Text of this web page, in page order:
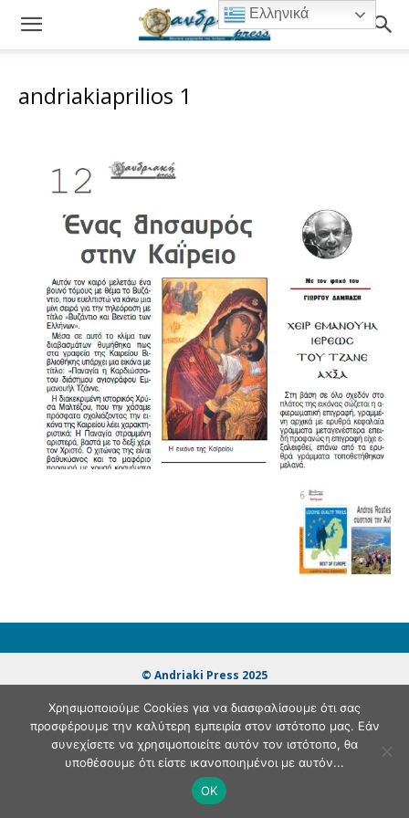
andriakiaprilios 1
© Andriaki Press 2025
Ελληνικά
Χρησιμοποιούμε Cookies για να διασφαλίσουμε ότι σας
προσφέρουμε την καλύτερη εμπειρία στον ιστότοπο μας. Εάν
συνεχίσετε να χρησιμοποιείτε αυτόν τον ιστότοπο, θα
υποθέσουμε ότι είστε ικανοποιημένοι με αυτόν...
OK